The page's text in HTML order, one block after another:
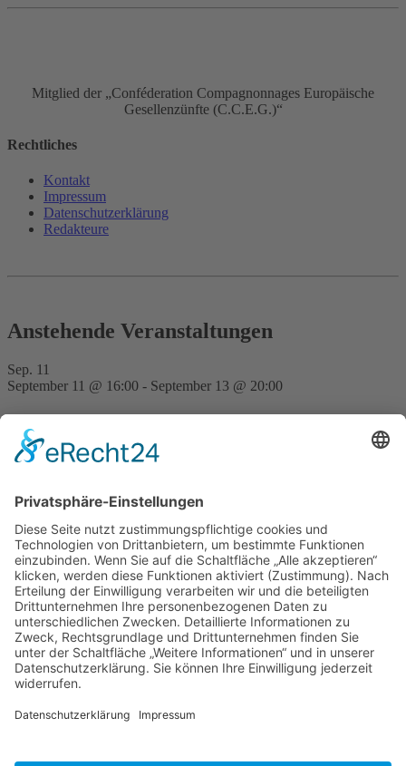
Mitglied der „Conféderation Compagnonnages Europäische
Gesellenzünfte (C.C.E.G.)“
Rechtliches
Kontakt
Impressum
Datenschutz­erklärung
Redakteure
Anstehende Veranstaltungen
Sep. 11
September 11 @ 16:00 - September 13 @ 20:00
FVD Kongress auf der Bude Gera
Nov. 28
Traditionell erste FVD-Weihnachtsfeier auf Bude
Hilpoltstein
Kalender anzeigen
Neueste Beiträge
Erwanderung Simon 27. Juli 2026
Erwanderung Anton 27. Juli 2026
Reisendes Gesellentreffen Mai 2026 2. Juni 2026
Schiftkurs auf dem Zunfthaus in Hannover 2026
Schachtübergreifender Steinbildhauerkurs in Tröstau 2025